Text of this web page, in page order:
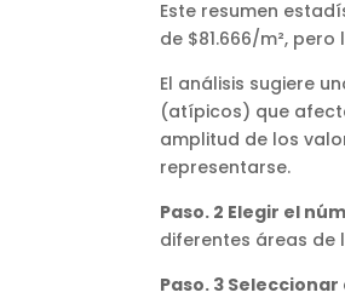
Este resumen
de $81.666/m²,
El análisis sugiere
(atípicos) que
amplitud de los
representarse.
Paso. 2 Elegir el
diferentes áreas de
Paso. 3